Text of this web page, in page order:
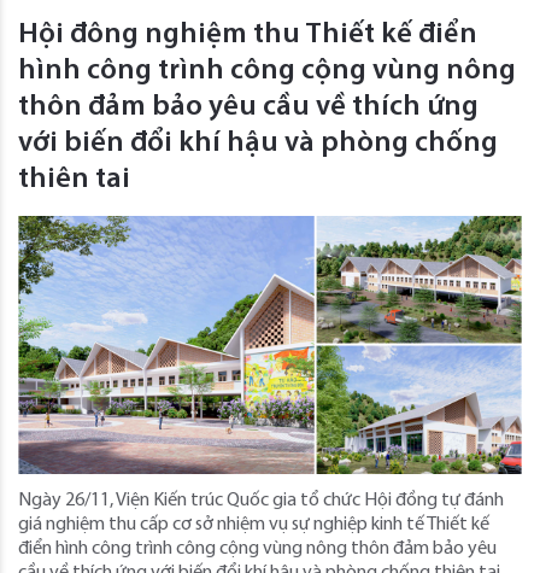
Hội đông nghiệm thu Thiết kế điển
hình công trình công cộng vùng nông
thôn đảm bảo yêu cầu về thích ứng
với biến đổi khí hậu và phòng chống
thiên tai
Ngày 26/11, Viện Kiến trúc Quốc gia tổ chức Hội đồng tự đánh
giá nghiệm thu cấp cơ sở nhiệm vụ sự nghiệp kinh tế Thiết kế
điển hình công trình công cộng vùng nông thôn đảm bảo yêu